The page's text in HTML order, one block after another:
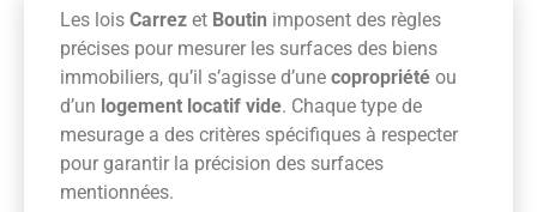
Les lois Carrez et Boutin imposent des règles
précises pour mesurer les surfaces des biens
immobiliers, qu’il s’agisse d’une copropriété ou
d’un logement locatif vide. Chaque type de
mesurage a des critères spécifiques à respecter
pour garantir la précision des surfaces
mentionnées.